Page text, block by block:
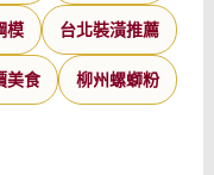
模 台北裝潢推薦
美食 柳州螺螄粉